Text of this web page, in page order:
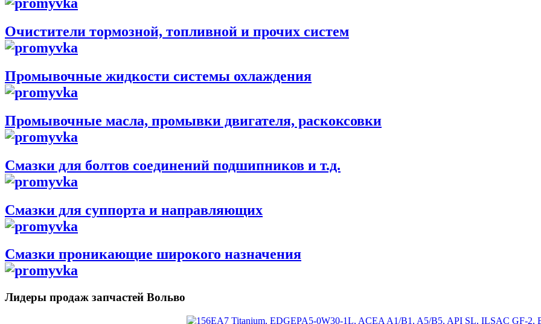
Очистители тормозной, топливной и прочих систем
Промывочные жидкости системы охлаждения
Промывочные масла, промывки двигателя, раскоксовки
Смазки для болтов соединений подшипников и т.д.
Смазки для суппорта и направляющих
Смазки проникающие широкого назначения
Лидеры продаж запчастей Вольво